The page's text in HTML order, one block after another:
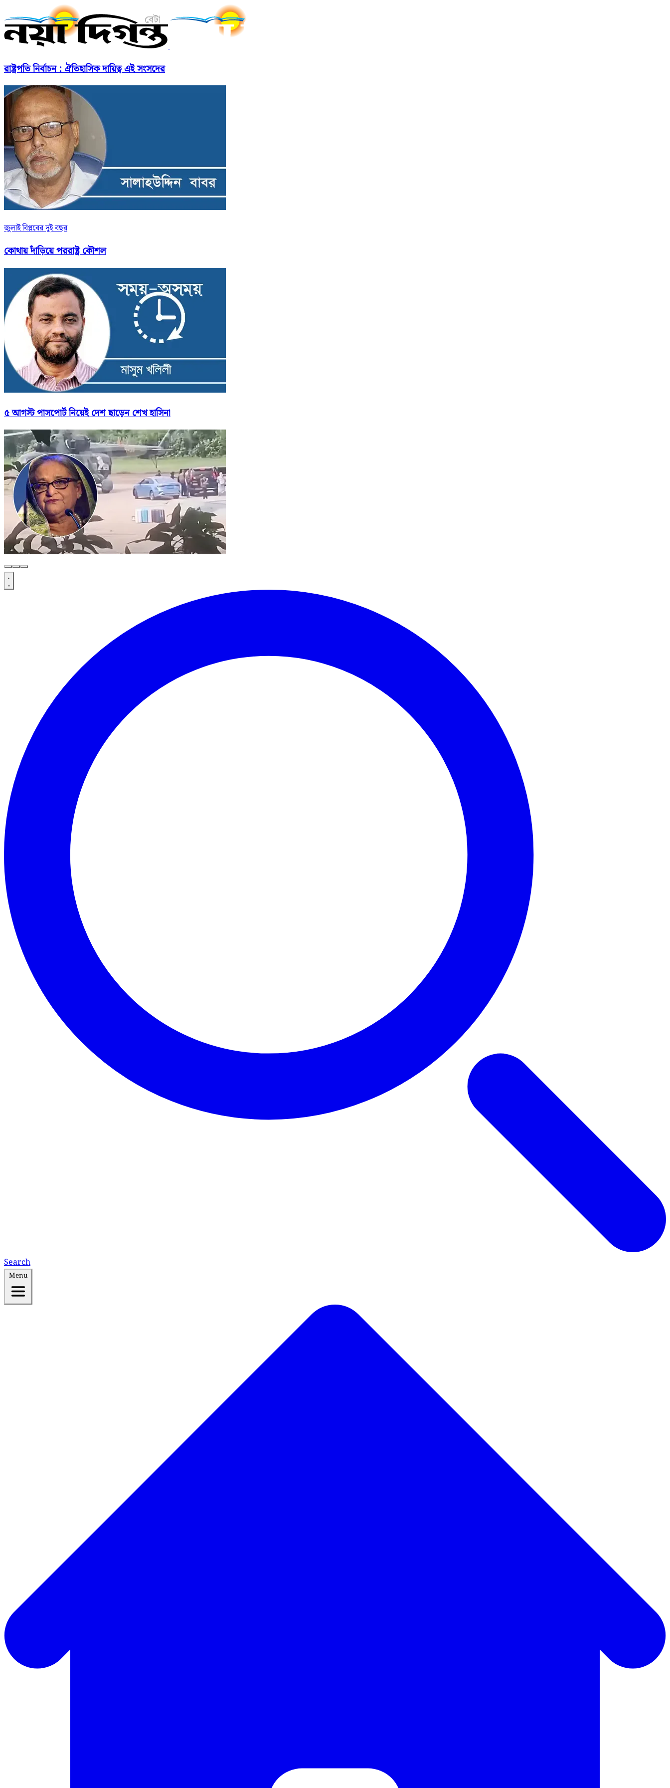
রাষ্ট্রপতি নির্বাচন : ঐতিহাসিক দায়িত্ব এই সংসদের
জুলাই বিপ্লবের দুই বছর
কোথায় দাঁড়িয়ে পররাষ্ট্র কৌশল
৫ আগস্ট পাসপোর্ট নিয়েই দেশ ছাড়েন শেখ হাসিনা
Search
Menu